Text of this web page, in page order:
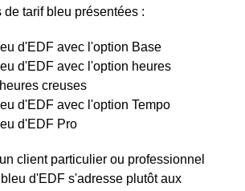
tarif bleu présentées :
d'EDF avec l'option Base
d'EDF avec l'option heures
creuses
d'EDF avec l'option Tempo
d'EDF Pro
client particulier ou professionnel
d'EDF s'adresse plutôt aux